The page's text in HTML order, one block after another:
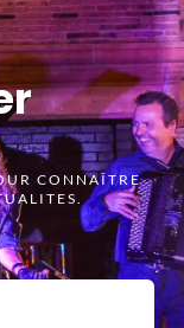
CONNAÎTRE